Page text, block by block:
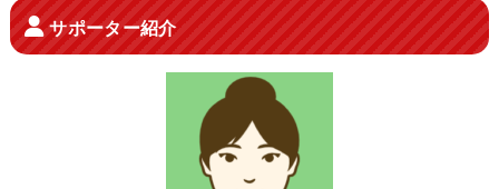
サポーター紹介